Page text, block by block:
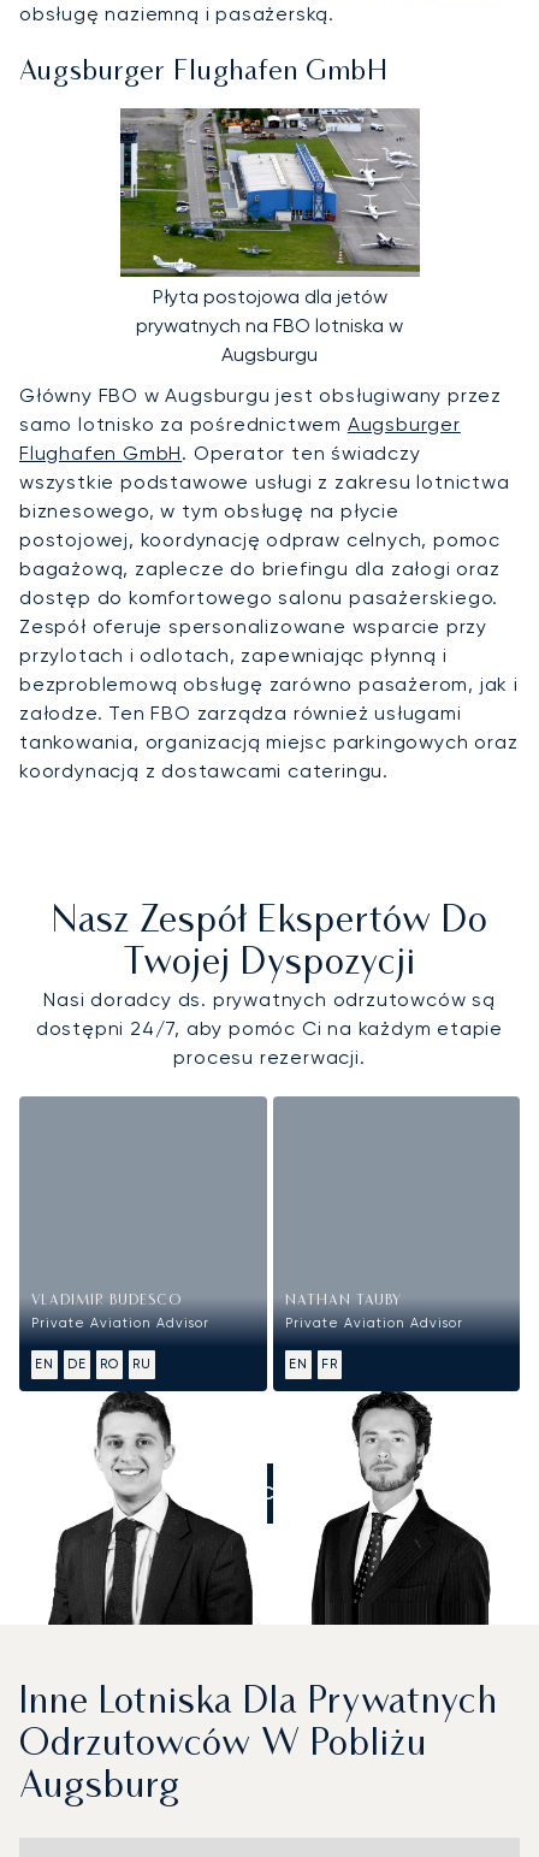
obsługę naziemną i pasażerską.
Augsburger Flughafen GmbH
Płyta postojowa dla jetów
prywatnych na FBO lotniska w
Augsburgu
Główny FBO w Augsburgu jest obsługiwany przez
samo lotnisko za pośrednictwem Augsburger
Flughafen GmbH. Operator ten świadczy
wszystkie podstawowe usługi z zakresu lotnictwa
biznesowego, w tym obsługę na płycie
postojowej, koordynację odpraw celnych, pomoc
bagażową, zaplecze do briefingu dla załogi oraz
dostęp do komfortowego salonu pasażerskiego.
Zespół oferuje spersonalizowane wsparcie przy
przylotach i odlotach, zapewniając płynną i
bezproblemową obsługę zarówno pasażerom, jak i
załodze. Ten FBO zarządza również usługami
tankowania, organizacją miejsc parkingowych oraz
koordynacją z dostawcami cateringu.
Nasz Zespół Ekspertów Do
Twojej Dyspozycji
Nasi doradcy ds. prywatnych odrzutowców są
dostępni 24/7, aby pomóc Ci na każdym etapie
procesu rezerwacji.
VLADIMIR BUDESCO
Private Aviation Advisor
EN DE RO RU
NATHAN TAUBY
Private Aviation Advisor
EN FR
ZADZWOŃCIE DO NAS
Inne Lotniska Dla Prywatnych
Odrzutowców W Pobliżu
Augsburg